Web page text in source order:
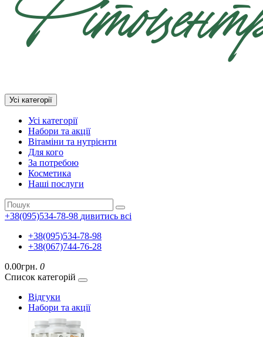
Усі категорії
Усі категорії
Набори та акції
Вітаміни та нутрієнти
Для кого
За потребою
Косметика
Наші послуги
+38(095)534-78-98 дивитись всі
+38(095)534-78-98
+38(067)744-76-28
0.00грн. 0
Список категорій
Відгуки
Набори та акції